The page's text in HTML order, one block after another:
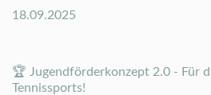
18.09.2025
🏆 Jugendförderkonzept 2.0 - Für
Tennissports!